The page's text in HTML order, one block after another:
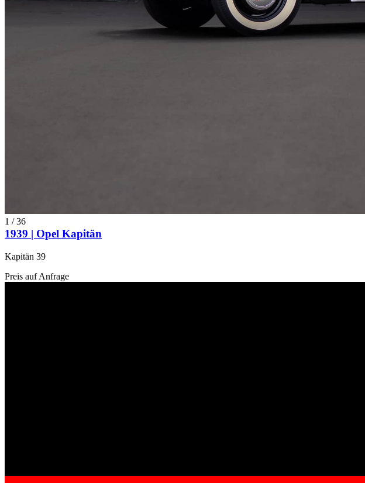
1 /36
1939 | Opel Kapitän
Kapitän 39
Preis auf Anfrage